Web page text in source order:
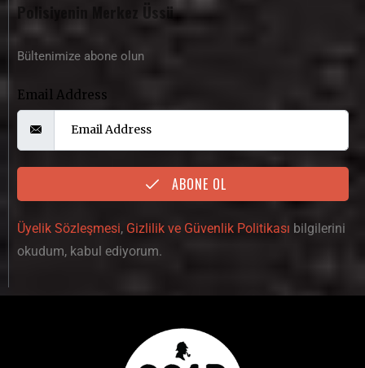
Polisiyenin Merkez Üssü
Bültenimize abone olun
Email Address
ABONE OL
Üyelik Sözleşmesi, Gizlilik ve Güvenlik Politikası bilgilerini
okudum, kabul ediyorum.